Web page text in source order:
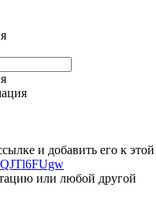
и добавить его к этой
или любой другой